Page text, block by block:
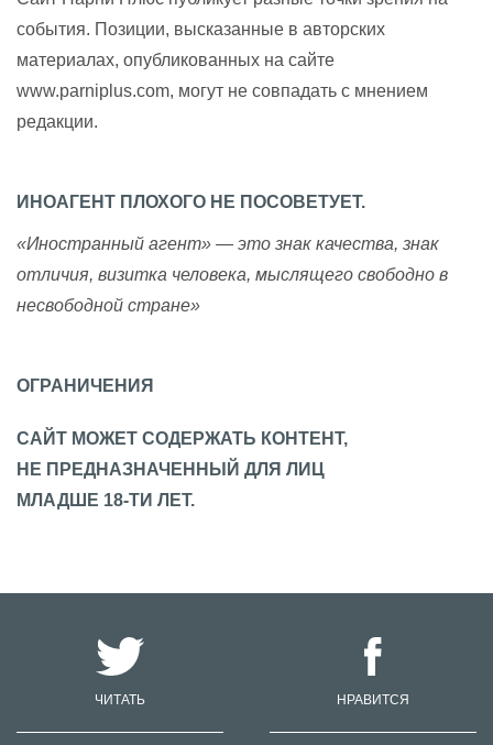
события. Позиции, высказанные в авторских
материалах, опубликованных на сайте
www.parniplus.com, могут не совпадать с мнением
редакции.
ИНОАГЕНТ ПЛОХОГО НЕ ПОСОВЕТУЕТ.
«Иностранный агент» — это знак качества, знак
отличия, визитка человека, мыслящего свободно в
несвободной стране»
ОГРАНИЧЕНИЯ
САЙТ МОЖЕТ СОДЕРЖАТЬ КОНТЕНТ,
НЕ ПРЕДНАЗНАЧЕННЫЙ ДЛЯ ЛИЦ
МЛАДШЕ 18-ТИ ЛЕТ.
ЧИТАТЬ НРАВИТСЯ